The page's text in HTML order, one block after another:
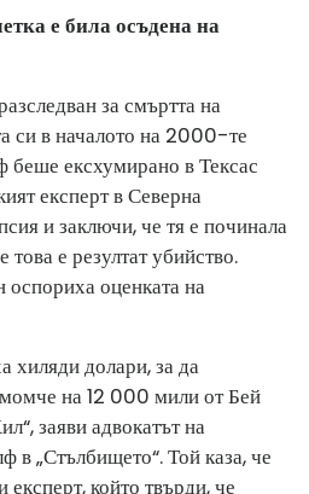
е била осъдена на
за смъртта на
си в началото на 2000-те
беше ексхумирано в Тексас
експерт в Северна
и заключи, че тя е починала
е резултат убийство.
оценката на
хиляди долари, за да
на 12 000 мили от Бей
заяви адвокатът на
в „Стълбището“. Той каза, че
който твърди, че